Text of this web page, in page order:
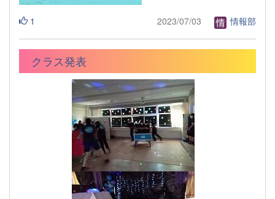
1 2023/07/03 情報部
クラス発表